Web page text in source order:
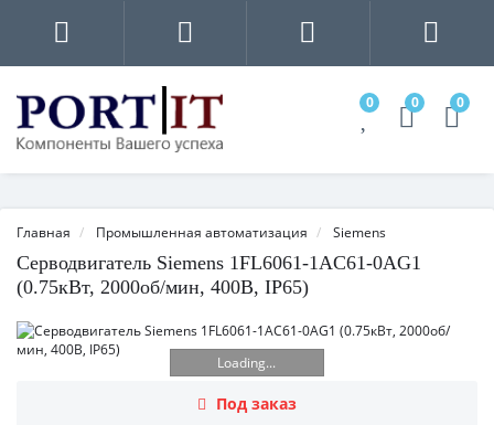
0 0 0
Главная Промышленная автоматизация Siemens
Серводвигатель Siemens 1FL6061-1AC61-0AG1
(0.75кВт, 2000об/мин, 400В, IP65)
Loading...
Под заказ